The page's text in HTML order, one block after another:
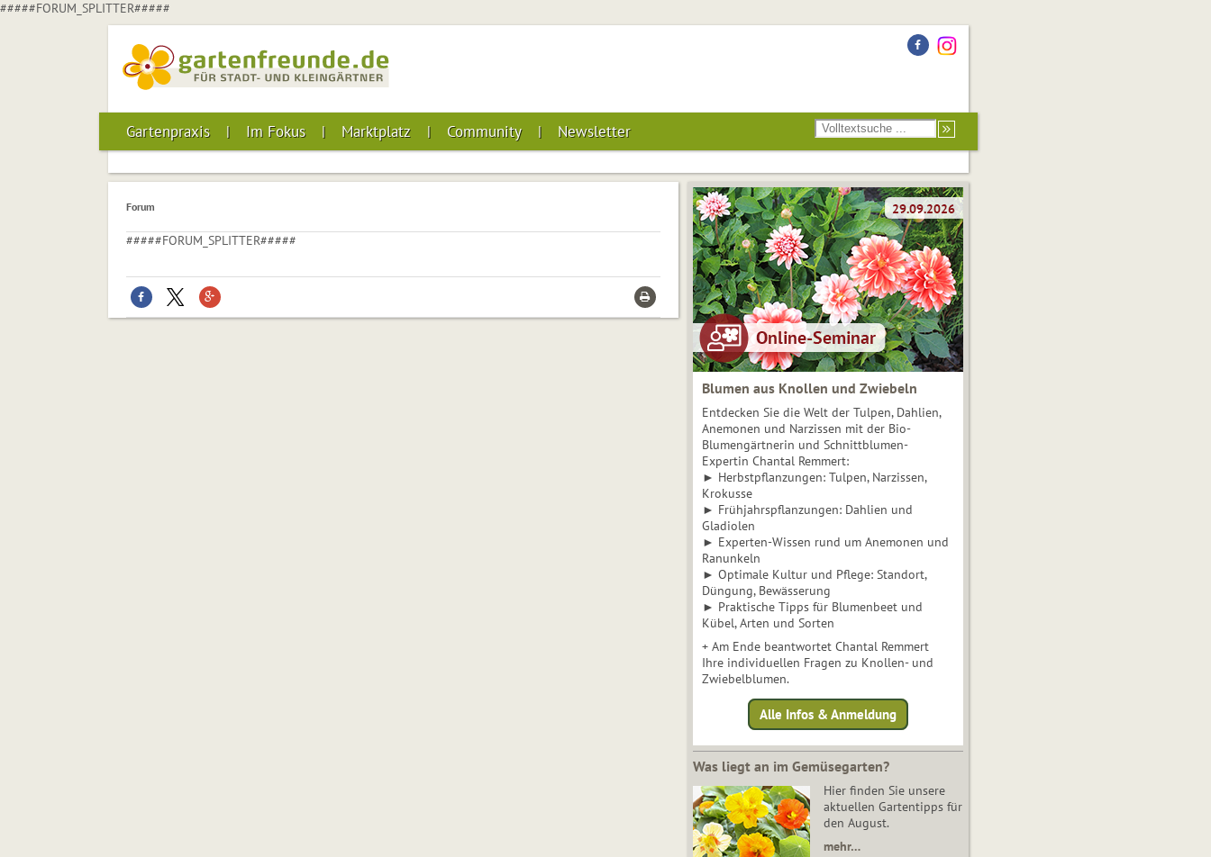
#####FORUM_SPLITTER#####
Gartenpraxis Im Fokus Marktplatz Community Newsletter
Forum
#####FORUM_SPLITTER#####
Blumen aus Knollen und Zwiebeln
Entdecken Sie die Welt der Tulpen, Dahlien,
Anemonen und Narzissen mit der Bio-
Blumengärtnerin und Schnittblumen-
Expertin Chantal Remmert:
► Herbstpflanzungen: Tulpen, Narzissen,
Krokusse
► Frühjahrspflanzungen: Dahlien und
Gladiolen
► Experten-Wissen rund um Anemonen und
Ranunkeln
► Optimale Kultur und Pflege: Standort,
Düngung, Bewässerung
► Praktische Tipps für Blumenbeet und
Kübel, Arten und Sorten
+ Am Ende beantwortet Chantal Remmert
Ihre individuellen Fragen zu Knollen- und
Zwiebelblumen.
Alle Infos & Anmeldung
Was liegt an im Gemüsegarten?
Hier finden Sie unsere
aktuellen Gartentipps für
den August.
mehr…